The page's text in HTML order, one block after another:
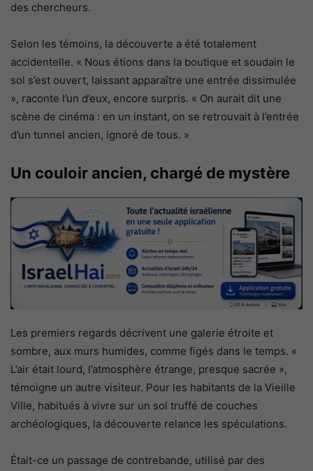
des chercheurs.
Selon les témoins, la découverte a été totalement
accidentelle. « Nous étions dans la boutique et soudain le
sol s’est ouvert, laissant apparaître une entrée dissimulée
», raconte l’un d’eux, encore surpris. « On aurait dit une
scène de cinéma : en un instant, on se retrouvait à l’entrée
d’un tunnel ancien, ignoré de tous. »
Un couloir ancien, chargé de mystère
Les premiers regards décrivent une galerie étroite et
sombre, aux murs humides, comme figés dans le temps. «
L’air était lourd, l’atmosphère étrange, presque sacrée »,
témoigne un autre visiteur. Pour les habitants de la Vieille
Ville, habitués à vivre sur un sol truffé de couches
archéologiques, la découverte relance les spéculations.
Était-ce un passage de contrebande, utilisé par des